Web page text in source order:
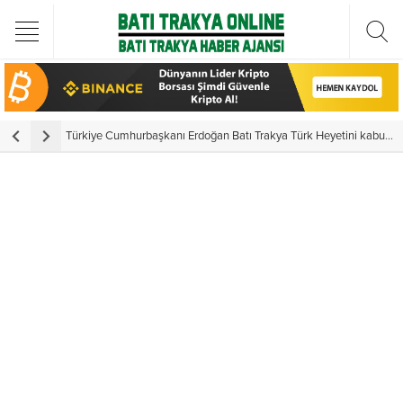
Türkiye Cumhurbaşkanı Erdoğan Batı Trakya Türk Heyetini kabul etti